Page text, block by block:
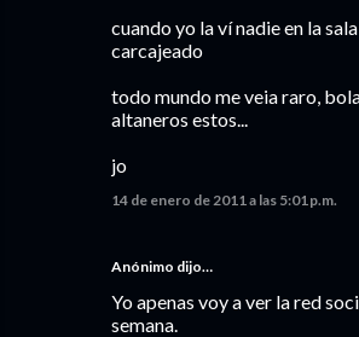
cuando yo la ví nadie en la
carcajeado
todo mundo me veia raro,
altaneros estos...
jo
14 de enero de 2011 a las 5:01 p.m.
Anónimo dijo…
Yo apenas voy a ver la red
semana.